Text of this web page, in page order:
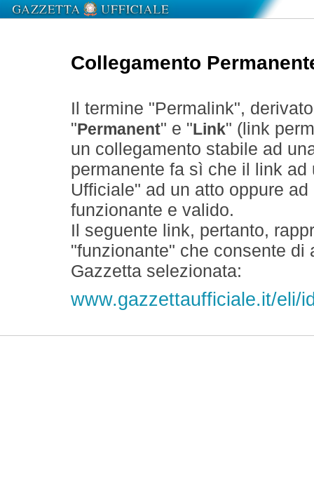
Collegamento
Il termine "Permalink",
" Permanent" e " Link" (link
un collegamento stabile ad
permanente fa sì che il link
Ufficiale" ad un atto oppure
funzionante e valido.
Il seguente link, pertanto,
"funzionante" che consente
Gazzetta selezionata:
www.gazzettaufficiale.it/eli/